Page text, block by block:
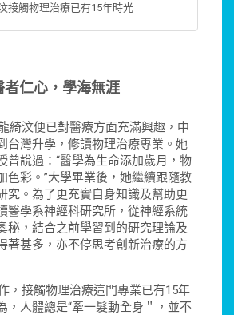
接觸物理治療已有15年時光
者仁心，學海無涯
汶便已對醫療方面充滿興趣，中
台灣升學，修讀物理治療專業。她
曾說過：“醫學為生命添加歲月，物
色彩。”大學畢業後，她繼續跟隨教
究。為了更充實自身知識及幫助更
醫學系神經科研究所，從神經系統
秘，結合之前學習到的研究理論及
著甚多，亦不停思考創新治療的方
接觸物理治療這門專業已有15年
，人體總是“牽一髮動全身＂，並不